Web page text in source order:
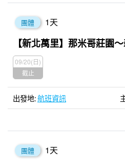
團體 1天
【新北萬里】那米哥莊園
09/20(日)
截止
航班資訊
團體 1天